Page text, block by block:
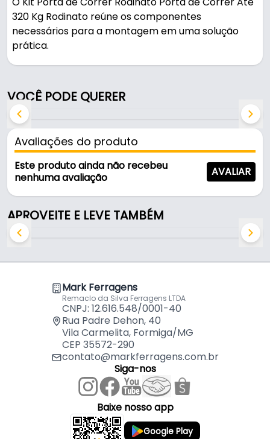
320 Kg Rodinato reúne os componentes
necessários para a montagem em uma solução
prática.
Fabricado com acabamento natural, é resistente e
durável no uso diário.
Características:
- Marca: Rodinato
- Modelo: Roldanas Pesado 320kg
- Rolamento: Sim
VOCÊ PODE QUERER
Avaliações do produto
Este produto ainda não recebeu
nenhuma avaliação
AVALIAR
APROVEITE E LEVE TAMBÉM
Mark Ferragens
Remaclo da Silva Ferragens LTDA
CNPJ: 12.616.548/0001-40
Rua Padre Dehon, 40
Vila Carmelita, Formiga/MG
CEP 35572-290
contato@markferragens.com.br
Siga-nos
Baixe nosso app
Google Play